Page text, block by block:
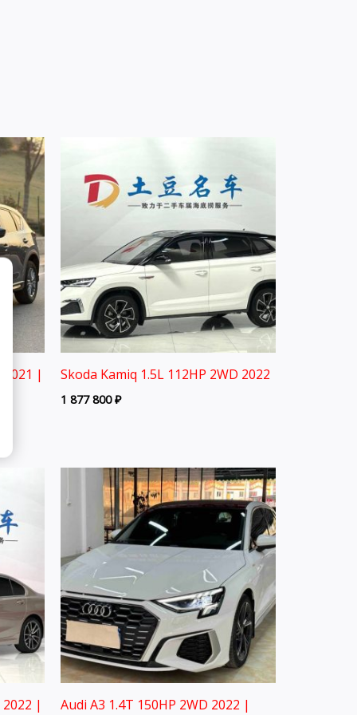
2021 |
Skoda Kamiq 1.5L 112HP 2WD 2022
1 877 800₽
2022 |
Audi A3 1.4T 150HP 2WD 2022 |